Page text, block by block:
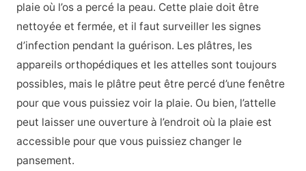
plaie où l’os a percé la peau. Cette plaie doit être
nettoyée et fermée, et il faut surveiller les signes
d’infection pendant la guérison. Les plâtres, les
appareils orthopédiques et les attelles sont toujours
possibles, mais le plâtre peut être percé d’une fenêtre
pour que vous puissiez voir la plaie. Ou bien, l’attelle
peut laisser une ouverture à l’endroit où la plaie est
accessible pour que vous puissiez changer le
pansement.